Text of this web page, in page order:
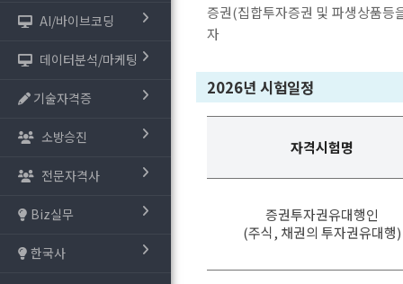
AI/바이브코딩
데이터분석/마케팅
기술자격증
소방승진
전문자격사
Biz실무
한국사
증권(집합투자증권 및 파생상품등
자
2026년 시험일정
자격시험명
증권투자권유대행인
(주식, 채권의 투자권유대행)